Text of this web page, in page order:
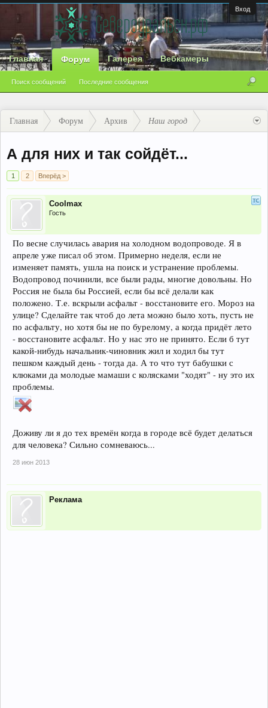
Вход
Главная Форум
Поиск сообщений Последние сообщения
Галерея Вебкамеры
Главная Форум Архив Наш город
А для них и так сойдёт...
1 2 Вперёд >
Coolmax
Гость
По весне случилась авария на холодном водопроводе. Я в
апреле уже писал об этом. Примерно неделя, если не
изменяет память, ушла на поиск и устранение проблемы.
Водопровод починили, все были рады, многие довольны. Но
Россия не была бы Россией, если бы всё делали как
положено. Т.е. вскрыли асфальт - восстановите его. Мороз на
улице? Сделайте так чтоб до лета можно было хоть, пусть не
по асфальту, но хотя бы не по бурелому, а когда придёт лето
- восстановите асфальт. Но у нас это не принято. Если б тут
какой-нибудь начальник-чиновник жил и ходил бы тут
пешком каждый день - тогда да. А то что тут бабушки с
клюками да молодые мамаши с колясками "ходят" - ну это их
проблемы.
Доживу ли я до тех времён когда в городе всё будет делаться
для человека? Сильно сомневаюсь...
28 июн 2013
Реклама